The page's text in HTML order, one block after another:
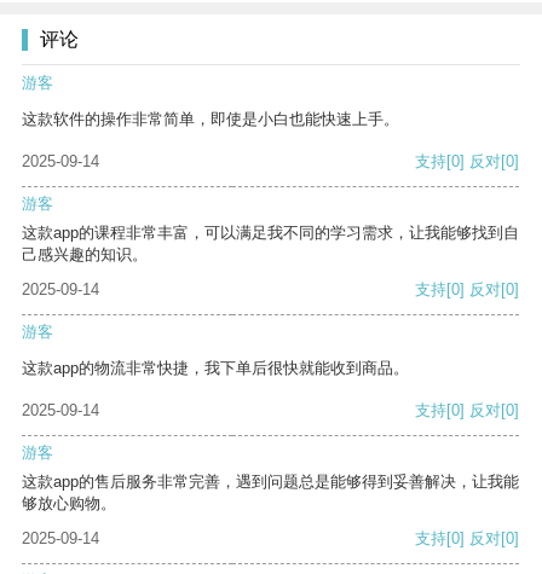
评论
游客
这款软件的操作非常简单，即使是小白也能快速上手。
2025-09-14 支持[0] 反对[0]
游客
这款app的课程非常丰富，可以满足我不同的学习需求，让我能够找到自
己感兴趣的知识。
2025-09-14
支持[0] 反对[0]
游客
这款app的物流非常快捷，我下单后很快就能收到商品。
2025-09-14 支持[0] 反对[0]
游客
这款app的售后服务非常完善，遇到问题总是能够得到妥善解决，让我能
够放心购物。
2025-09-14
支持[0] 反对[0]